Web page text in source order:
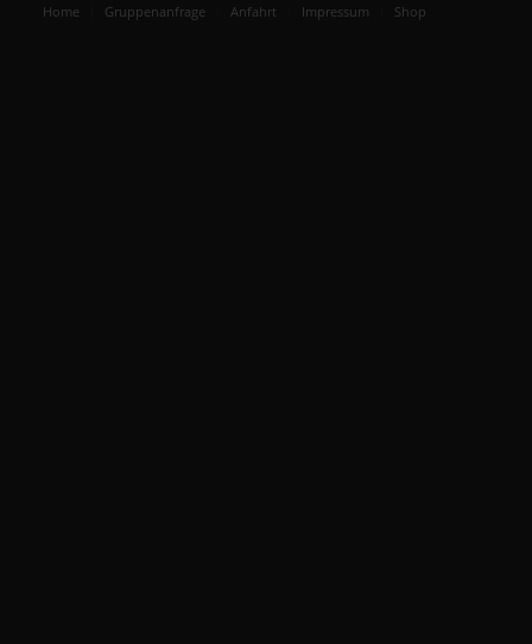
Home Gruppenanfrage Anfahrt Impressum Shop